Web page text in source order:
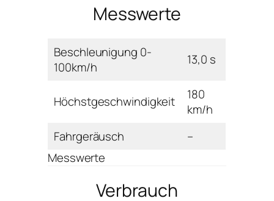
Messwerte
Beschleunigung 0-
100km/h
13,0 s
Höchstgeschwindigkeit
180
km/h
Fahrgeräusch
–
Messwerte
Verbrauch